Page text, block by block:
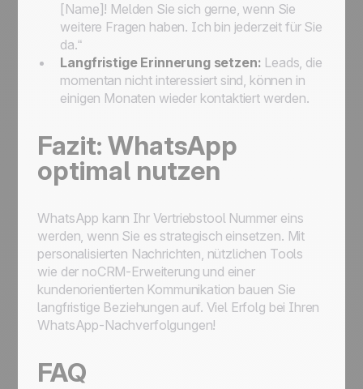
[Name]! Melden Sie sich gerne, wenn Sie
weitere Fragen haben. Ich bin jederzeit für Sie
da.“
Langfristige Erinnerung setzen: Leads, die
momentan nicht interessiert sind, können in
einigen Monaten wieder kontaktiert werden.
Fazit: WhatsApp
optimal nutzen
WhatsApp kann Ihr Vertriebstool Nummer eins
werden, wenn Sie es strategisch einsetzen. Mit
personalisierten Nachrichten, nützlichen Tools
wie der noCRM-Erweiterung und einer
kundenorientierten Kommunikation bauen Sie
langfristige Beziehungen auf. Viel Erfolg bei Ihren
WhatsApp-Nachverfolgungen!
FAQ